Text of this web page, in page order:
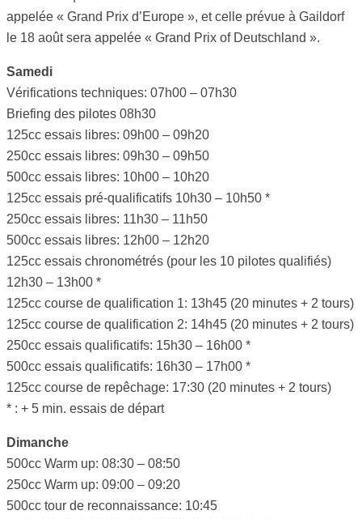
appelée « Grand Prix d’Europe », et celle prévue à Gaildorf
le 18 août sera appelée « Grand Prix of Deutschland ».
Samedi
Vérifications techniques: 07h00 – 07h30
Briefing des pilotes 08h30
125cc essais libres: 09h00 – 09h20
250cc essais libres: 09h30 – 09h50
500cc essais libres: 10h00 – 10h20
125cc essais pré-qualificatifs 10h30 – 10h50 *
250cc essais libres: 11h30 – 11h50
500cc essais libres: 12h00 – 12h20
125cc essais chronométrés (pour les 10 pilotes qualifiés)
12h30 – 13h00 *
125cc course de qualification 1: 13h45 (20 minutes + 2 tours)
125cc course de qualification 2: 14h45 (20 minutes + 2 tours)
250cc essais qualificatifs: 15h30 – 16h00 *
500cc essais qualificatifs: 16h30 – 17h00 *
125cc course de repêchage: 17:30 (20 minutes + 2 tours)
* : + 5 min. essais de départ
Dimanche
500cc Warm up: 08:30 – 08:50
250cc Warm up: 09:00 – 09:20
500cc tour de reconnaissance: 10:45